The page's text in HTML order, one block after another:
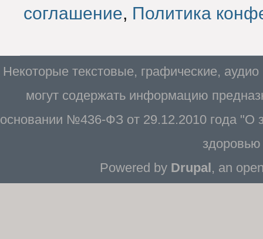
соглашение, Политика
Некоторые текстовые, графические,
могут содержать информацию
основании №436-ФЗ от 29.12.2010 года "О
Powered by Drupal, an